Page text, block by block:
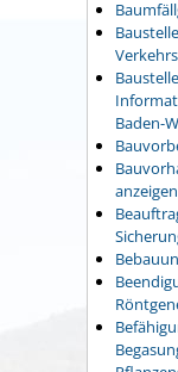
Baden-
anzeigen